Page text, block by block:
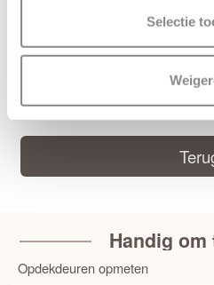
Selectie
Maatwerk mogelijk: Ja, 50
Handig om
Opdekdeuren opmeten